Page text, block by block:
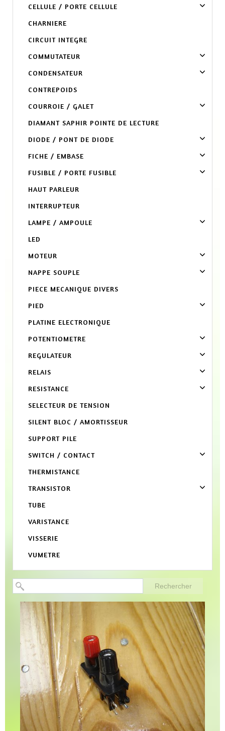
CELLULE / PORTE CELLULE
CHARNIERE
CIRCUIT INTEGRE
COMMUTATEUR
CONDENSATEUR
CONTREPOIDS
COURROIE / GALET
DIAMANT SAPHIR POINTE DE LECTURE
DIODE / PONT DE DIODE
FICHE / EMBASE
FUSIBLE / PORTE FUSIBLE
HAUT PARLEUR
INTERRUPTEUR
LAMPE / AMPOULE
LED
MOTEUR
NAPPE SOUPLE
PIECE MECANIQUE DIVERS
PIED
PLATINE ELECTRONIQUE
POTENTIOMETRE
REGULATEUR
RELAIS
RESISTANCE
SELECTEUR DE TENSION
SILENT BLOC / AMORTISSEUR
SUPPORT PILE
SWITCH / CONTACT
THERMISTANCE
TRANSISTOR
TUBE
VARISTANCE
VISSERIE
VUMETRE
Rechercher